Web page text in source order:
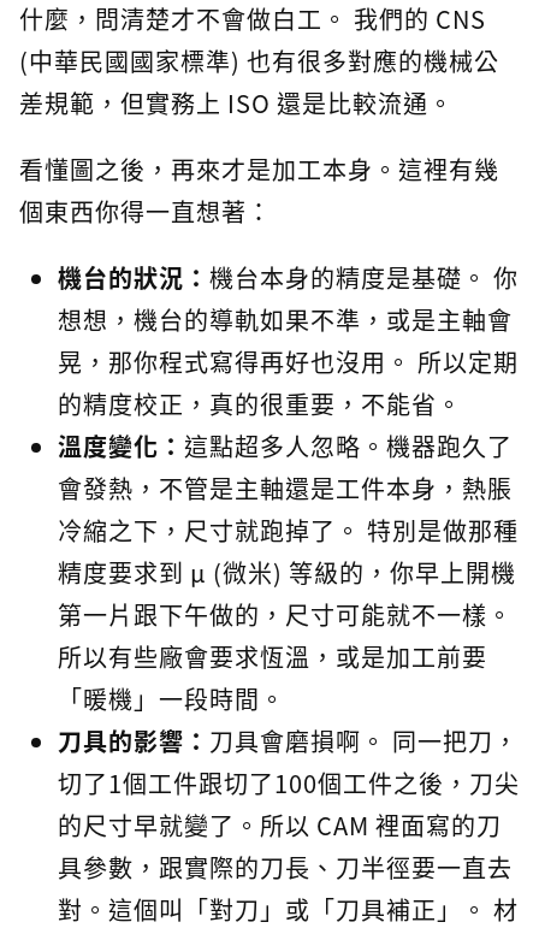
什麼，問清楚才不會做白工。 我們的 CNS
(中華民國國家標準) 也有很多對應的機械公
差規範，但實務上 ISO 還是比較流通。
看懂圖之後，再來才是加工本身。這裡有幾
個東西你得一直想著：
機台的狀況： 機台本身的精度是基礎。 你
想想，機台的導軌如果不準，或是主軸會
晃，那你程式寫得再好也沒用。 所以定期
的精度校正，真的很重要，不能省。
溫度變化： 這點超多人忽略。機器跑久了
會發熱，不管是主軸還是工件本身，熱脹
冷縮之下，尺寸就跑掉了。 特別是做那種
精度要求到 μ (微米) 等級的，你早上開機
第一片跟下午做的，尺寸可能就不一樣。
所以有些廠會要求恆溫，或是加工前要
「暖機」一段時間。
刀具的影響： 刀具會磨損啊。 同一把刀，
切了1個工件跟切了100個工件之後，刀尖
的尺寸早就變了。所以 CAM 裡面寫的刀
具參數，跟實際的刀長、刀半徑要一直去
對。這個叫「對刀」或「刀具補正」。 材